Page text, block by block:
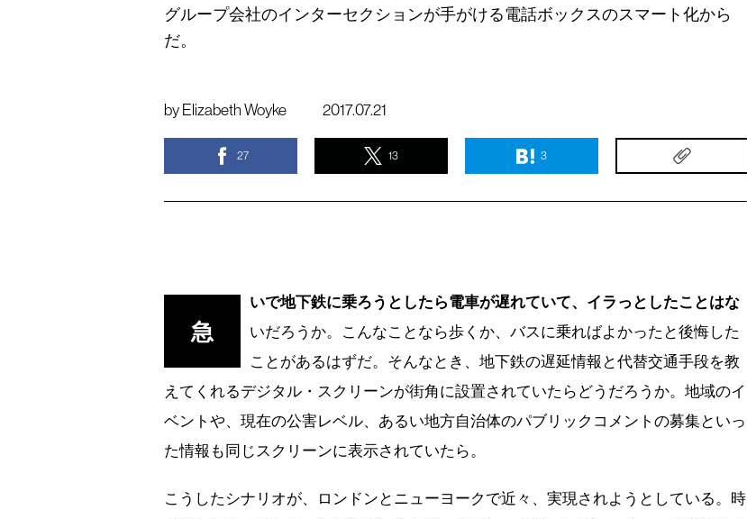
グループ会社のインターセクションが手がける電話ボックスのスマート化から
だ。
by Elizabeth Woyke 2017.07.21
27 13 3
急
いで地下鉄に乗ろうとしたら電車が遅れていて、イラっとしたことはな
いだろうか。こんなことなら歩くか、バスに乗ればよかったと後悔した
ことがあるはずだ。そんなとき、地下鉄の遅延情報と代替交通手段を教
えてくれるデジタル・スクリーンが街角に設置されていたらどうだろうか。地域のイ
ベントや、現在の公害レベル、あるい地方自治体のパブリックコメントの募集といっ
た情報も同じスクリーンに表示されていたら。
こうしたシナリオが、ロンドンとニューヨークで近々、実現されようとしている。時